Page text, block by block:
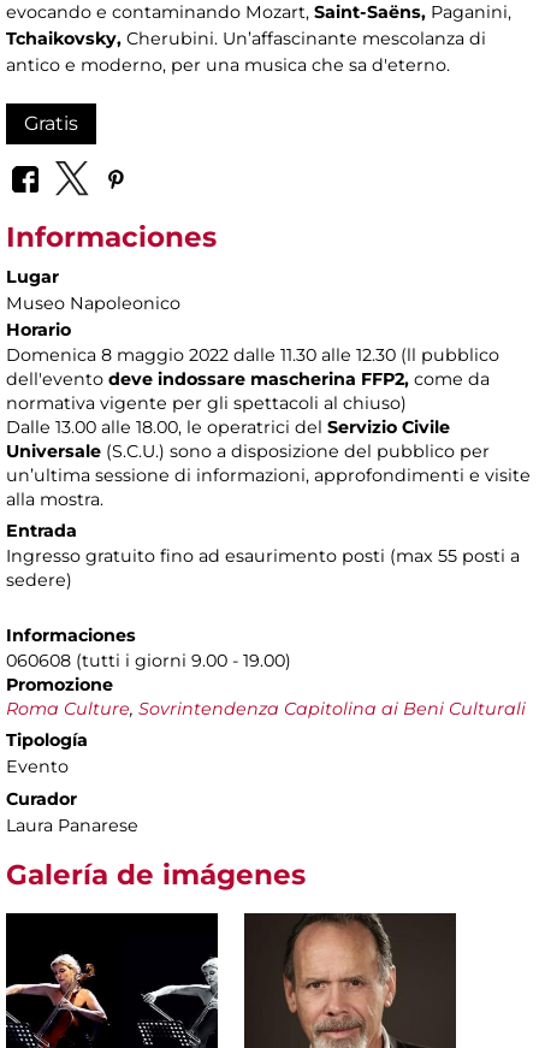
evocando e contaminando Mozart, Saint-Saëns, Paganini,
Tchaikovsky, Cherubini. Un’affascinante mescolanza di
antico e moderno, per una musica che sa d'eterno.
Gratis
Informaciones
Lugar
Museo Napoleonico
Horario
Domenica 8 maggio 2022 dalle 11.30 alle 12.30 (ll pubblico
dell'evento deve indossare mascherina FFP2, come da
normativa vigente per gli spettacoli al chiuso)
Dalle 13.00 alle 18.00, le operatrici del Servizio Civile
Universale (S.C.U.) sono a disposizione del pubblico per
un’ultima sessione di informazioni, approfondimenti e visite
alla mostra.
Entrada
Ingresso gratuito fino ad esaurimento posti (max 55 posti a
sedere)
Informaciones
060608 (tutti i giorni 9.00 - 19.00)
Promozione
Roma Culture, Sovrintendenza Capitolina ai Beni Culturali
Tipología
Evento
Curador
Laura Panarese
Galería de imágenes